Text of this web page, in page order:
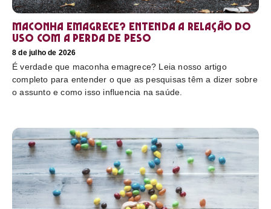
Maconha emagrece? Entenda a relação do
uso com a perda de peso
8 de julho de 2026
É verdade que maconha emagrece? Leia nosso artigo
completo para entender o que as pesquisas têm a dizer sobre
o assunto e como isso influencia na saúde.